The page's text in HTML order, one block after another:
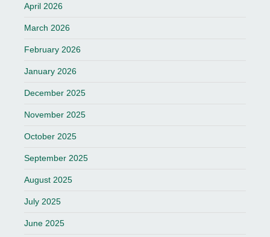
April 2026
March 2026
February 2026
January 2026
December 2025
November 2025
October 2025
September 2025
August 2025
July 2025
June 2025